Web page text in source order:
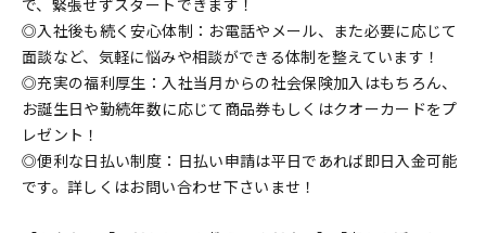
で、緊張せずスタートできます！
◎入社後も続く安心体制：お電話やメール、また必要に応じて
面談など、気軽に悩みや相談ができる体制を整えています！
◎充実の福利厚生：入社当月からの社会保険加入はもちろん、
お誕生日や勤続年数に応じて商品券もしくはクオーカードをプ
レゼント！
◎便利な日払い制度：日払い申請は平日であれば即日入金可能
です。詳しくはお問い合わせ下さいませ！